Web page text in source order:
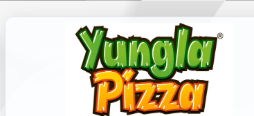
Consultar
Nueva Factura